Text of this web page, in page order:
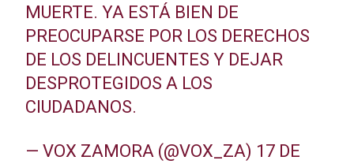
MUERTE. YA ESTÁ BIEN DE
PREOCUPARSE POR LOS DERECHOS
DE LOS DELINCUENTES Y DEJAR
DESPROTEGIDOS A LOS
CIUDADANOS.
— VOX ZAMORA (@VOX_ZA) 17 DE